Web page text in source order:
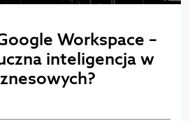
Workspace –
inteligencja w